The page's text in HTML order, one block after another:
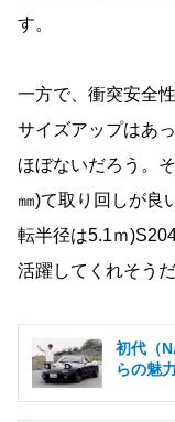
す。
一方で、衝突安全
サイズアップはあ
ほぼないだろう。
㎜)て取り回しが良
転半径は5.1ｍ
活躍してくれそうだ
初代（
らの魅